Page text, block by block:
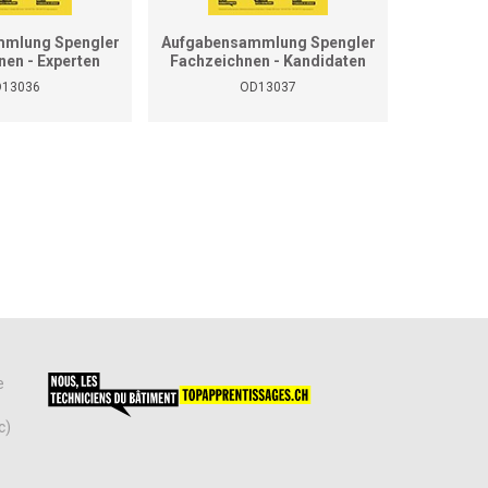
Spengler
- Experten
Aufgabensammlung Spengler
Fachzeichnen - Kandidaten
OD13037